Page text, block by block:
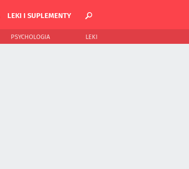
LEKI I SUPLEMENTY
PSYCHOLOGIA LEKI